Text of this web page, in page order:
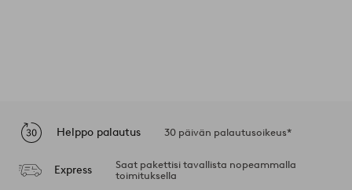
Helppo palautus 30 päivän palautusoikeus*
Express
Saat pakettisi tavallista nopeammalla
toimituksella